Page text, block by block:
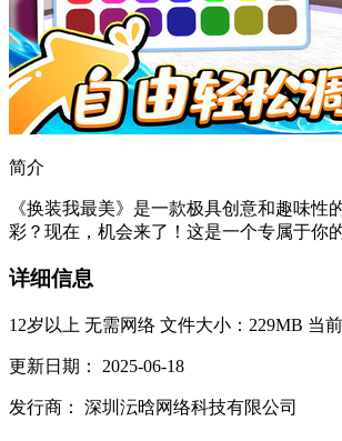
简介
《换装我最美》是一款极具创意和趣味
彩？现在，机会来了！这是一个专属于你
详细信息
12岁以上 无需网络 文件大小：229MB 当
更新日期： 2025-06-18
发行商： 深圳沄晗网络科技有限公司